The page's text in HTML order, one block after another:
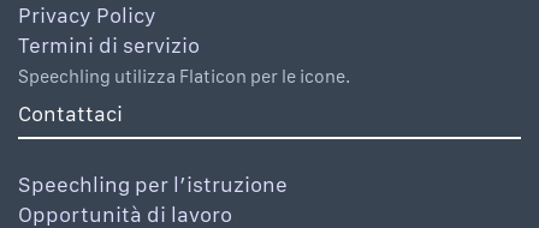
Privacy Policy
Termini di servizio
Speechling utilizza Flaticon per le icone.
Contattaci
Speechling per l’istruzione
Opportunità di lavoro